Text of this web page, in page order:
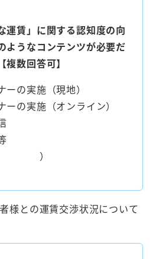
運賃」に関する認知度の向
ようなコンテンツが必要だ
複数回答可】
の実施（現地）
の実施（オンライン）
）
様との運賃交渉状況について